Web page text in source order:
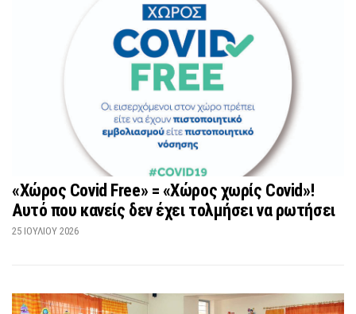
«Χώρος Covid Free» = «Χώρος χωρίς Covid»!
Αυτό που κανείς δεν έχει τολμήσει να ρωτήσει
25 ΙΟΥΛΊΟΥ 2026